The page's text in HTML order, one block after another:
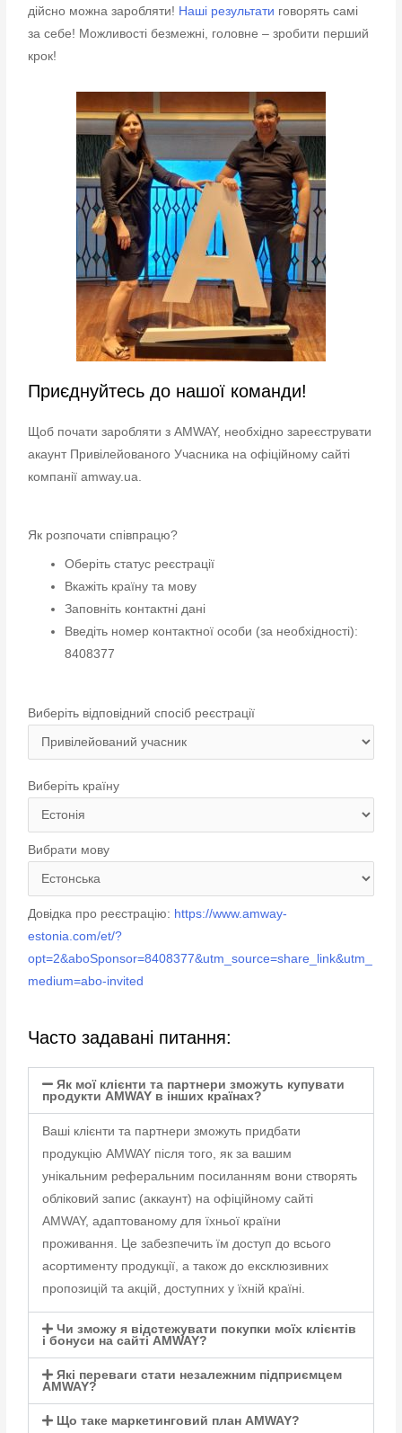
дійсно можна заробляти! Наші результати говорять самі
за себе! Можливості безмежні, головне – зробити перший
крок!
Приєднуйтесь до нашої команди!
Щоб почати заробляти з AMWAY, необхідно зареєструвати
акаунт Привілейованого Учасника на офіційному сайті
компанії amway.ua.
Як розпочати співпрацю?
Оберіть статус реєстрації
Вкажіть країну та мову
Заповніть контактні дані
Введіть номер контактної особи (за необхідності):
8408377
Виберіть відповідний спосіб реєстрації
Виберіть країну
Вибрати мову
Довідка про реєстрацію: https://www.amway-
estonia.com/et/?
opt=2&aboSponsor=8408377&utm_source=share_link&utm_
medium=abo-invited
Часто задавані питання:
Як мої клієнти та партнери зможуть купувати
продукти AMWAY в інших країнах?
Ваші клієнти та партнери зможуть придбати
продукцію AMWAY після того, як за вашим
унікальним реферальним посиланням вони створять
обліковий запис (аккаунт) на офіційному сайті
AMWAY, адаптованому для їхньої країни
проживання. Це забезпечить їм доступ до всього
асортименту продукції, а також до ексклюзивних
пропозицій та акцій, доступних у їхній країні.
Чи зможу я відстежувати покупки моїх клієнтів
і бонуси на сайті AMWAY?
Які переваги стати незалежним підприємцем
AMWAY?
Що таке маркетинговий план AMWAY?